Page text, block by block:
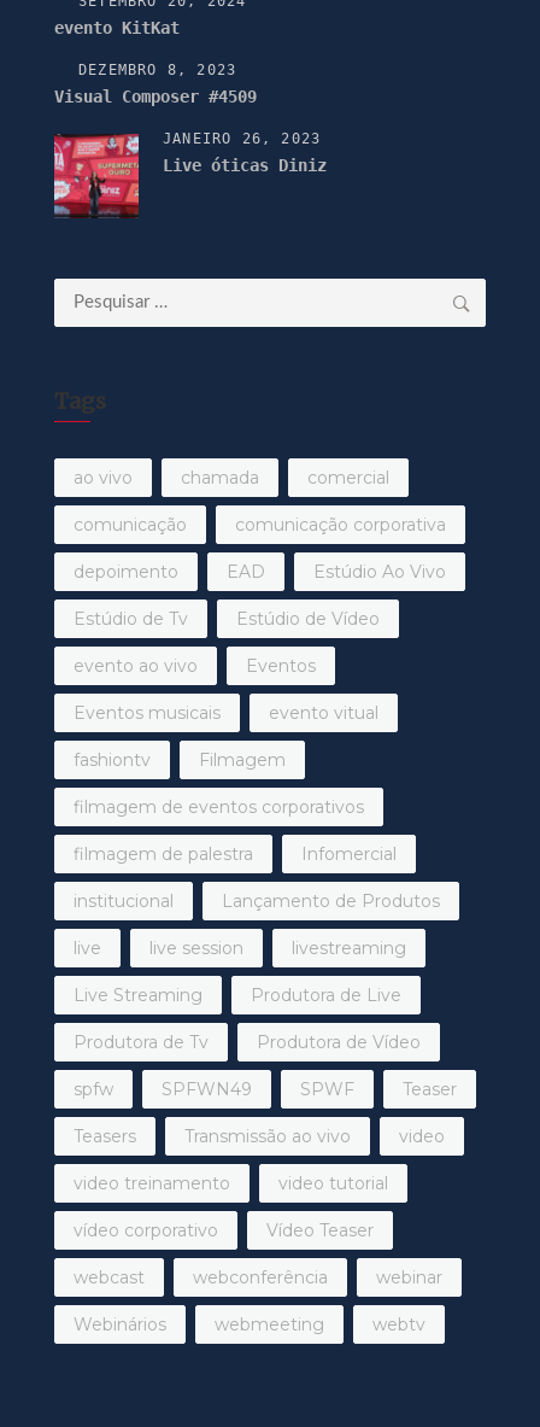
evento KitKat
DEZEMBRO 8, 2023
Visual Composer #4509
JANEIRO 26, 2023
Live óticas Diniz
Pesquisar
por:
Tags
ao vivo chamada comercial
comunicação comunicação corporativa
depoimento EAD Estúdio Ao Vivo
Estúdio de Tv Estúdio de Vídeo
evento ao vivo Eventos
Eventos musicais evento vitual
fashiontv Filmagem
filmagem de eventos corporativos
filmagem de palestra Infomercial
institucional Lançamento de Produtos
live live session livestreaming
Live Streaming Produtora de Live
Produtora de Tv Produtora de Vídeo
spfw SPFWN49 SPWF Teaser
Teasers Transmissão ao vivo video
video treinamento video tutorial
vídeo corporativo Vídeo Teaser
webcast webconferência webinar
Webinários webmeeting webtv